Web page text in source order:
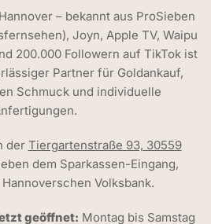
– bekannt aus ProSieben
Joyn, Apple TV, Waipu
200.000 Followern auf TikTok ist
Partner für Goldankauf,
Schmuck und individuelle
der Tiergartenstraße 93, 30559
dem Sparkassen-Eingang,
Volksbank.
geöffnet: Montag bis Samstag